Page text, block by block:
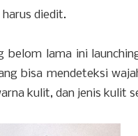
diedit.
lama ini
bisa mendeteksi
kulit, dan jenis kulit